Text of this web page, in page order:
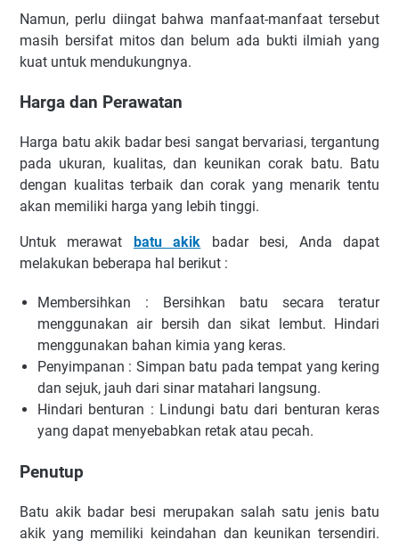
Namun, perlu diingat bahwa manfaat-manfaat tersebut
masih bersifat mitos dan belum ada bukti ilmiah yang
kuat untuk mendukungnya.
Harga dan Perawatan
Harga batu akik badar besi sangat bervariasi, tergantung
pada ukuran, kualitas, dan keunikan corak batu. Batu
dengan kualitas terbaik dan corak yang menarik tentu
akan memiliki harga yang lebih tinggi.
Untuk merawat batu akik badar besi, Anda dapat
melakukan beberapa hal berikut :
Membersihkan : Bersihkan batu secara teratur
menggunakan air bersih dan sikat lembut. Hindari
menggunakan bahan kimia yang keras.
Penyimpanan : Simpan batu pada tempat yang kering
dan sejuk, jauh dari sinar matahari langsung.
Hindari benturan : Lindungi batu dari benturan keras
yang dapat menyebabkan retak atau pecah.
Penutup
Batu akik badar besi merupakan salah satu jenis batu
akik yang memiliki keindahan dan keunikan tersendiri.